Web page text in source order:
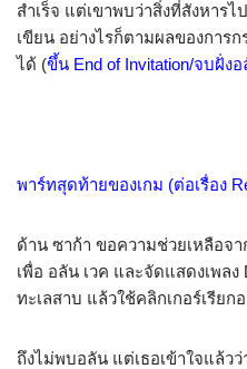
สำเร็จ แต่เขาพบว่าสิ่งที่สังหารไ
เขียน อย่างไรก็ตามผลของการ
ได้ (ขึ้น End of Invitation/จบฝั่ง
พาร์ทสุดท้ายของเกม (ต่อเรื่อง
ด้าน ซาก้า ขอความช่วยเหลือจ
เพื่อ อลัน เวค และจัดแสดงเพลง
ทะเลสาบ แล้วใช้คลิกเกอร์เรียก
ถึงไม่พบอลัน แต่เธอเข้าใจแล้ว